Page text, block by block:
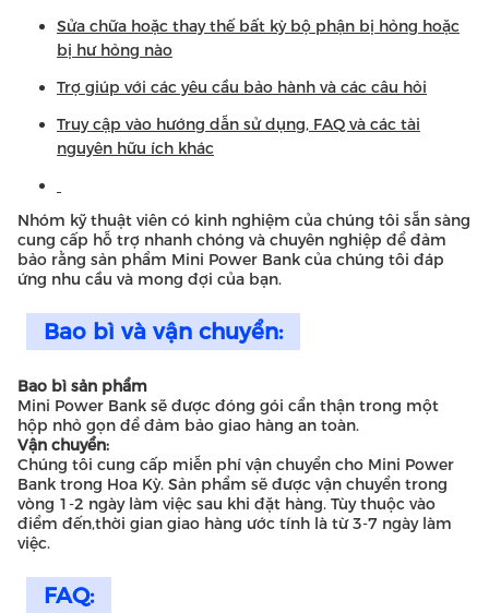
Sửa chữa hoặc thay thế bất kỳ bộ phận bị hỏng hoặc
bị hư hỏng nào
Trợ giúp với các yêu cầu bảo hành và các câu hỏi
Truy cập vào hướng dẫn sử dụng, FAQ và các tài
nguyên hữu ích khác
Nhóm kỹ thuật viên có kinh nghiệm của chúng tôi sẵn sàng
cung cấp hỗ trợ nhanh chóng và chuyên nghiệp để đảm
bảo rằng sản phẩm Mini Power Bank của chúng tôi đáp
ứng nhu cầu và mong đợi của bạn.
Bao bì và vận chuyển:
Bao bì sản phẩm
Mini Power Bank sẽ được đóng gói cẩn thận trong một
hộp nhỏ gọn để đảm bảo giao hàng an toàn.
Vận chuyển:
Chúng tôi cung cấp miễn phí vận chuyển cho Mini Power
Bank trong Hoa Kỳ. Sản phẩm sẽ được vận chuyển trong
vòng 1-2 ngày làm việc sau khi đặt hàng. Tùy thuộc vào
điểm đến,thời gian giao hàng ước tính là từ 3-7 ngày làm
việc.
FAQ: